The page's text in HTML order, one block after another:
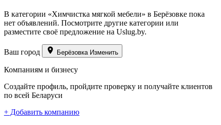
В категории «Химчистка мягкой мебели» в Берёзовке пока
нет объявлений. Посмотрите другие категории или
разместите своё предложение на Uslug.by.
Ваш город Берёзовка Изменить
Компаниям и бизнесу
Создайте профиль, пройдите проверку и получайте клиентов
по всей Беларуси
+ Добавить компанию